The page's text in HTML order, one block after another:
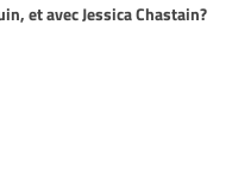
et avec Jessica Chastain?